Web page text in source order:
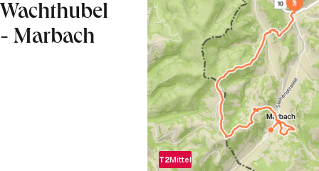
Wachthubel
- Marbach
T2Mittel